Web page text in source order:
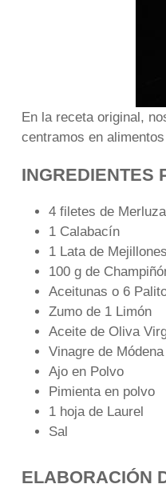
En la receta original,
centramos en
INGREDIENTES
4 filetes de Merluza
1 Calabacín
1 Lata de Mejillones
100 g de
Aceitunas o 6
Zumo de 1 Limón
Aceite de Oliva
Vinagre de Módena
Ajo en Polvo
Pimienta en polvo
1 hoja de Laurel
Sal
ELABORACIÓN